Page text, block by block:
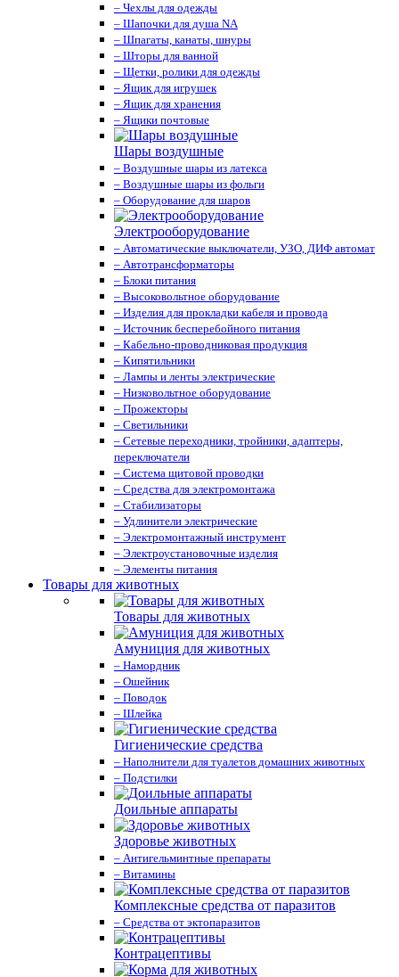
– Чехлы для одежды
– Шапочки для душа NA
– Шпагаты, канаты, шнуры
– Шторы для ванной
– Щетки, ролики для одежды
– Ящик для игрушек
– Ящик для хранения
– Ящики почтовые
Шары воздушные
– Воздушные шары из латекса
– Воздушные шары из фольги
– Оборудование для шаров
Электрооборудование
– Автоматические выключатели, УЗО, ДИФ автомат
– Автотрансформаторы
– Блоки питания
– Высоковольтное оборудование
– Изделия для прокладки кабеля и провода
– Источник бесперебойного питания
– Кабельно-проводниковая продукция
– Кипятильники
– Лампы и ленты электрические
– Низковольтное оборудование
– Прожекторы
– Светильники
– Сетевые переходники, тройники, адаптеры,
переключатели
– Система щитовой проводки
– Средства для электромонтажа
– Стабилизаторы
– Удлинители электрические
– Электромонтажный инструмент
– Электроустановочные изделия
– Элементы питания
Товары для животных
Товары для животных
Амуниция для животных
– Намордник
– Ошейник
– Поводок
– Шлейка
Гигиенические средства
– Наполнители для туалетов домашних животных
– Подстилки
Доильные аппараты
Здоровье животных
– Антигельминтные препараты
– Витамины
Комплексные средства от паразитов
– Средства от эктопаразитов
Контрацептивы